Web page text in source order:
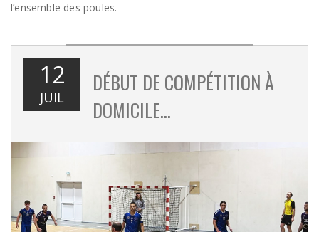
l’ensemble des poules.
12
JUIL
DÉBUT DE COMPÉTITION À
DOMICILE…